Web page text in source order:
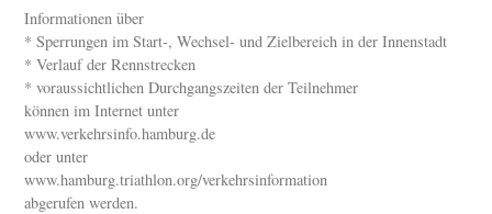
Informationen über
* Sperrungen im Start-, Wechsel- und Zielbereich in der Innenstadt
* Verlauf der Rennstrecken
* voraussichtlichen Durchgangszeiten der Teilnehmer
können im Internet unter
www.verkehrsinfo.hamburg.de
oder unter
www.hamburg.triathlon.org/verkehrsinformation
abgerufen werden.